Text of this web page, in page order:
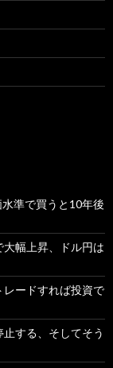
準で買うと10年後
幅上昇、ドル円は
ードすれば投資で
する、そしてそう